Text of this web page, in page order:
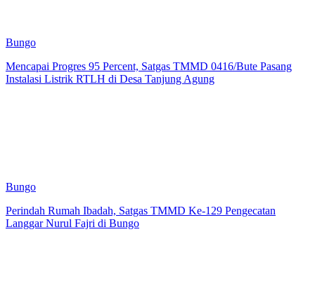
Bungo
Mencapai Progres 95 Percent, Satgas TMMD 0416/Bute Pasang
Instalasi Listrik RTLH di Desa Tanjung Agung
Bungo
Perindah Rumah Ibadah, Satgas TMMD Ke-129 Pengecatan
Langgar Nurul Fajri di Bungo